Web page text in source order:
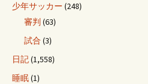
少年サッカー (248)
審判 (63)
試合 (3)
日記(1,558)
睡眠(1)